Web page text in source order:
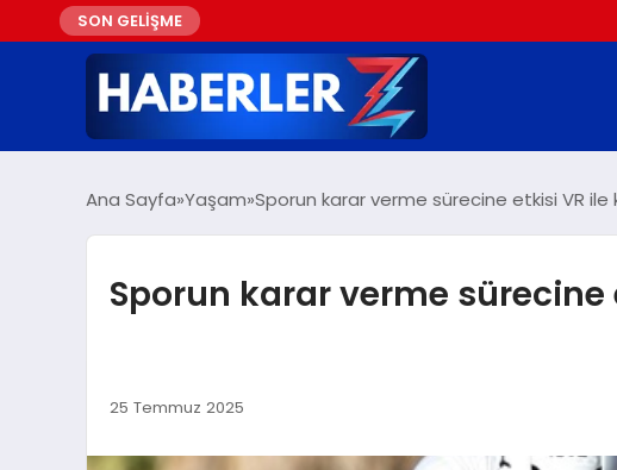
SON GELİŞME
Ana Sayfa Yaşam Sporun karar verme sürecine etkisi VR ile
Sporun karar verme sürecine
25 Temmuz 2025